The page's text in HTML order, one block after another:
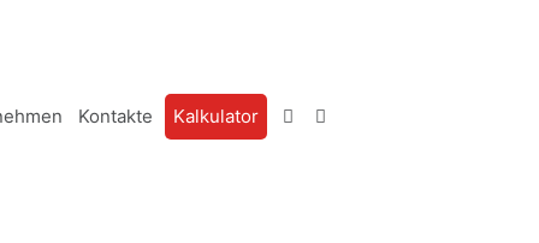
Kontakte Kalkulator